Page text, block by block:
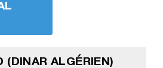
(DINAR ALGÉRIEN)